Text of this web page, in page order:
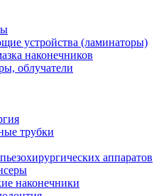
устройства (ламинаторы)
наконечников
облучатели
трубки
аппаратов
наконечники